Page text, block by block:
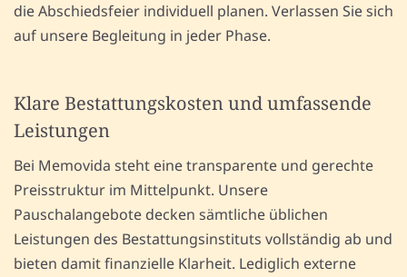
die Abschiedsfeier individuell planen. Verlassen Sie sich
auf unsere Begleitung in jeder Phase.
Klare Bestattungskosten und umfassende
Leistungen
Bei Memovida steht eine transparente und gerechte
Preisstruktur im Mittelpunkt. Unsere
Pauschalangebote decken sämtliche üblichen
Leistungen des Bestattungsinstituts vollständig ab und
bieten damit finanzielle Klarheit. Lediglich externe